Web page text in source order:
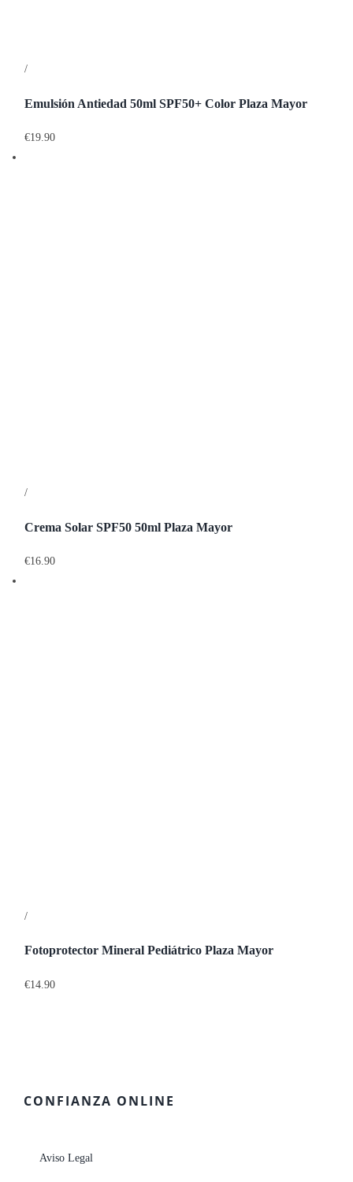
/
Emulsión Antiedad 50ml SPF50+ Color Plaza Mayor
€19.90
/
Crema Solar SPF50 50ml Plaza Mayor
€16.90
/
Fotoprotector Mineral Pediátrico Plaza Mayor
€14.90
CONFIANZA ONLINE
Aviso Legal